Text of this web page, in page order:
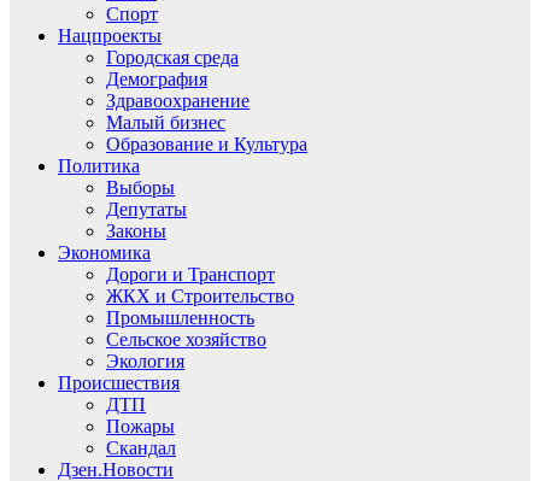
Спорт
Нацпроекты
Городская среда
Демография
Здравоохранение
Малый бизнес
Образование и Культура
Политика
Выборы
Депутаты
Законы
Экономика
Дороги и Транспорт
ЖКХ и Строительство
Промышленность
Сельское хозяйство
Экология
Происшествия
ДТП
Пожары
Скандал
Дзен.Новости